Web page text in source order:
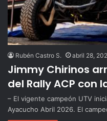
Rubén Castro S. abril 28,
Jimmy Chirinos
del Rally ACP con
– El vigente campeón UTV
Ayacucho Abril 2026. El